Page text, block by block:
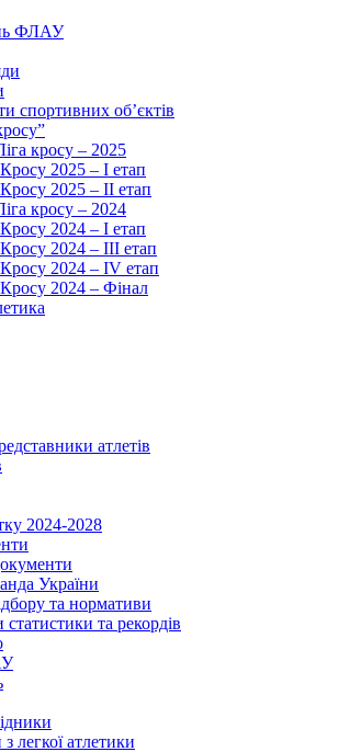
ФЛАУ
спортивних об’єктів
кросу – 2025
2025 – I етап
2025 – II етап
кросу – 2024
2024 – I етап
2024 – III етап
2024 – IV етап
2024 – Фінал
атлетів
2024-2028
України
та нормативи
та рекордів
легкої атлетики